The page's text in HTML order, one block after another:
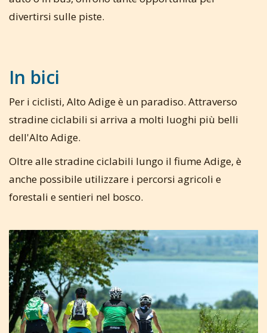
divertirsi sulle piste.
In bici
Per i ciclisti, Alto Adige è un paradiso. Attraverso
stradine ciclabili si arriva a molti luoghi più belli
dell'Alto Adige.
Oltre alle stradine ciclabili lungo il fiume Adige, è
anche possibile utilizzare i percorsi agricoli e
forestali e sentieri nel bosco.